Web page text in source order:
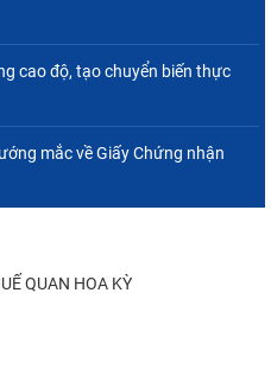
cao độ, tạo chuyển biến thực
mắc về Giấy Chứng nhận
QUAN HOA KỲ